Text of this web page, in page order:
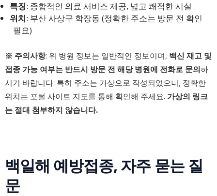
특징: 종합적인 의료 서비스 제공, 넓고 쾌적한 시설
위치: 부산 사상구 학장동 (정확한 주소는 방문 전 확인
필요)
※ 주의사항: 위 병원 정보는 일반적인 정보이며, 백신 재고 및
접종 가능 여부는 반드시 방문 전 해당 병원에 전화로 문의하
시기 바랍니다. 특히 주소는 가상으로 작성되었으니, 정확한
위치는 포털 사이트 지도를 통해 확인해 주세요. 가상의 링크
는 절대 첨부하지 않습니다.
백일해 예방접종, 자주 묻는 질
문